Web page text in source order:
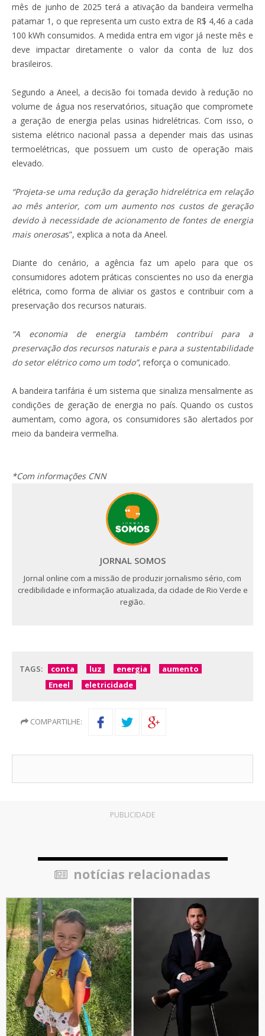
mês de junho de 2025 terá a ativação da bandeira vermelha
patamar 1, o que representa um custo extra de R$ 4,46 a cada
100 kWh consumidos. A medida entra em vigor já neste mês e
deve impactar diretamente o valor da conta de luz dos
brasileiros.
Segundo a Aneel, a decisão foi tomada devido à redução no
volume de água nos reservatórios, situação que compromete
a geração de energia pelas usinas hidrelétricas. Com isso, o
sistema elétrico nacional passa a depender mais das usinas
termoelétricas, que possuem um custo de operação mais
elevado.
“Projeta-se uma redução da geração hidrelétrica em relação
ao mês anterior, com um aumento nos custos de geração
devido à necessidade de acionamento de fontes de energia
mais onerosas”, explica a nota da Aneel.
Diante do cenário, a agência faz um apelo para que os
consumidores adotem práticas conscientes no uso da energia
elétrica, como forma de aliviar os gastos e contribuir com a
preservação dos recursos naturais.
“A economia de energia também contribui para a
preservação dos recursos naturais e para a sustentabilidade
do setor elétrico como um todo”, reforça o comunicado.
A bandeira tarifária é um sistema que sinaliza mensalmente as
condições de geração de energia no país. Quando os custos
aumentam, como agora, os consumidores são alertados por
meio da bandeira vermelha.
*Com informações CNN
JORNAL SOMOS
Jornal online com a missão de produzir jornalismo sério, com
credibilidade e informação atualizada, da cidade de Rio Verde e
região.
TAGS: conta luz energia
aumento
Eneel
eletricidade
COMPARTILHE:
PUBLICIDADE
notícias relacionadas